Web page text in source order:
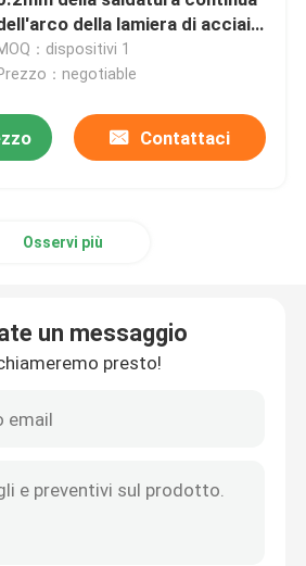
saldatura continua
della saldatura continua
d'aria
della lamiera di acciaio
resistenza
：dispositivi 1
：negotiable
Contattaci
Osservi più
un messaggio
presto!